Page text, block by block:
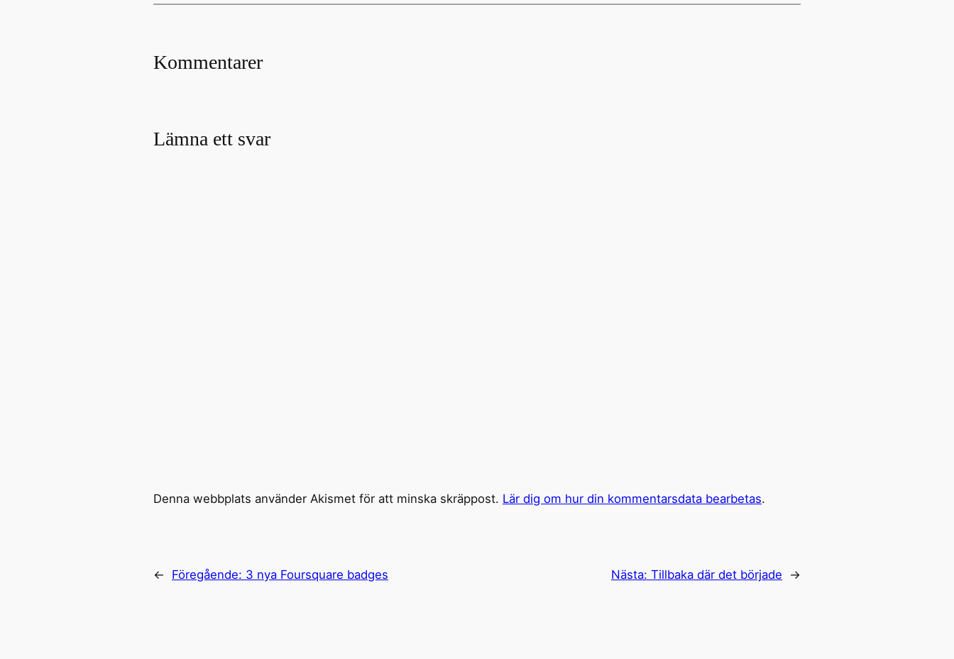
Kommentarer
Lämna ett svar
Denna webbplats använder Akismet för att minska skräppost. Lär dig om hur din kommentarsdata bearbetas.
← Föregående: 3 nya Foursquare badges Nästa: Tillbaka där det började →